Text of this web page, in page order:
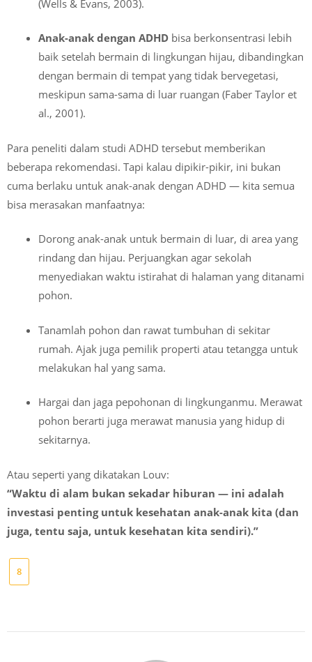
(Wells & Evans, 2003).
Anak-anak dengan ADHD bisa berkonsentrasi lebih
baik setelah bermain di lingkungan hijau, dibandingkan
dengan bermain di tempat yang tidak bervegetasi,
meskipun sama-sama di luar ruangan (Faber Taylor et
al., 2001).
Para peneliti dalam studi ADHD tersebut memberikan
beberapa rekomendasi. Tapi kalau dipikir-pikir, ini bukan
cuma berlaku untuk anak-anak dengan ADHD — kita semua
bisa merasakan manfaatnya:
Dorong anak-anak untuk bermain di luar, di area yang
rindang dan hijau. Perjuangkan agar sekolah
menyediakan waktu istirahat di halaman yang ditanami
pohon.
Tanamlah pohon dan rawat tumbuhan di sekitar
rumah. Ajak juga pemilik properti atau tetangga untuk
melakukan hal yang sama.
Hargai dan jaga pepohonan di lingkunganmu. Merawat
pohon berarti juga merawat manusia yang hidup di
sekitarnya.
Atau seperti yang dikatakan Louv:
“Waktu di alam bukan sekadar hiburan — ini adalah
investasi penting untuk kesehatan anak-anak kita (dan
juga, tentu saja, untuk kesehatan kita sendiri).”
8